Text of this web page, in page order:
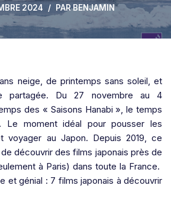
2024 PARBENJAMIN
neige, de printemps sans soleil, et
partagée. Du 27 novembre au 4
des « Saisons Hanabi », le temps
Le moment idéal pour pousser les
voyager au Japon. Depuis 2019, ce
découvrir des films japonais près de
à Paris) dans toute la France.
et génial : 7 films japonais à découvrir